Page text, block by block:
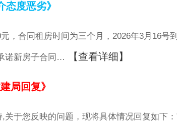
度恶劣》
，合同租房时间为三个月，2026年3月16号到
诺新房子合同… 【查看详细】
局回复》
于您反映的问题，现将具体情况回复如下